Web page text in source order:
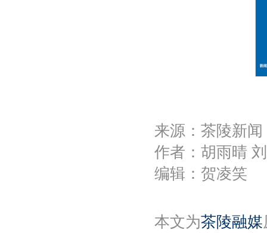
来源：茶陵新闻
作者：胡雨晴
编辑：贺凌笑
本文为茶陵融媒